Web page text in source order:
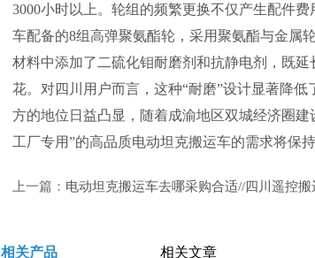
3000小时以上。轮组的频繁更换不仅产生配件
车配备的8组高弹聚氨酯轮，采用聚氨酯与金属
材料中添加了二硫化钼耐磨剂和抗静电剂，既
花。对四川用户而言，这种“耐磨”设计显著降
方的地位日益凸显，随着成渝地区双城经济圈
工厂专用”的高品质电动坦克搬运车的需求将保
上一篇： 电动坦克搬运车去哪采购合适//四川遥控搬运坦克车生产工厂
相关产品 相关文章